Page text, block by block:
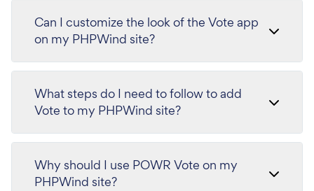
Can I customize the look of the Vote app
on my PHPWind site?
What steps do I need to follow to add
Vote to my PHPWind site?
Why should I use POWR Vote on my
PHPWind site?